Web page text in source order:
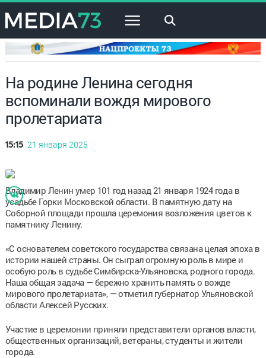
×
На родине Ленина сегодня
вспоминали вождя мирового
пролетариата
15:15 21 января 2025
Владимир Ленин умер 101 год назад 21 января 1924 года в
усадьбе Горки Московской области. В памятную дату на
Соборной площади прошла церемония возложения цветов к
памятнику Ленину.
«С основателем советского государства связана целая эпоха в
истории нашей страны. Он сыграл огромную роль в мире и
особую роль в судьбе Симбирска-Ульяновска, родного города.
Наша общая задача — бережно хранить память о вожде
мирового пролетариата», — отметил губернатор Ульяновской
области Алексей Русских.
Участие в церемонии приняли представители органов власти,
общественных организаций, ветераны, студенты и жители
города.